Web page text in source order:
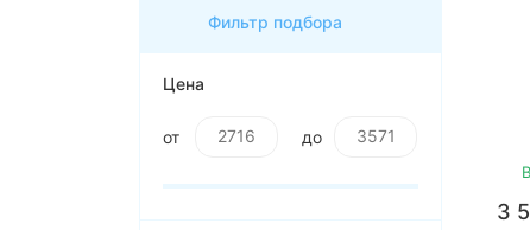
3
Фильтр подбора
Цена
от до